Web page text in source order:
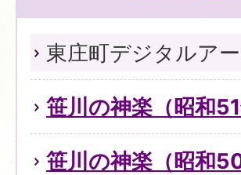
東庄町デジタルア
笹川の神楽（昭和
笹川の神楽（昭和